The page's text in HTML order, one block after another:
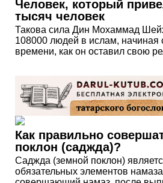
Человек, который
тысяч человек
Такова сила Дин Мохаммад
108000 людей в ислам, начиная
времени, как он оставил свою
Как правильно
поклон (саджда)?
Саджда (земной поклон)
обязательных элементов